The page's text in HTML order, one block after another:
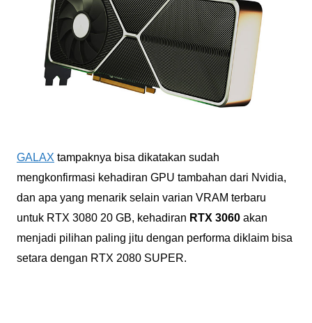
GALAX tampaknya bisa dikatakan sudah
mengkonfirmasi kehadiran GPU tambahan dari Nvidia,
dan apa yang menarik selain varian VRAM terbaru
untuk RTX 3080 20 GB, kehadiran RTX 3060akan
menjadi pilihan paling jitu dengan performa diklaim bisa
setara dengan RTX 2080 SUPER.